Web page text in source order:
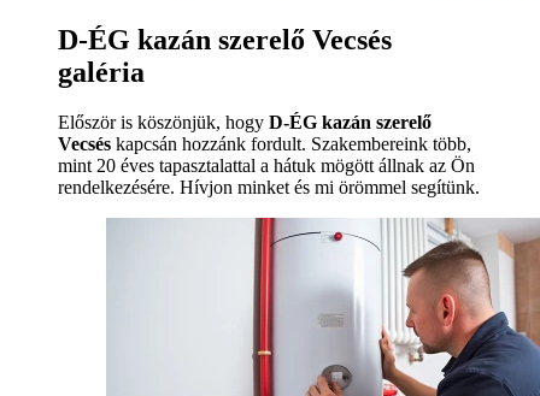
D-ÉG kazán szerelő Vecsés
galéria
Először is köszönjük, hogy D-ÉG kazán szerelő
Vecsés kapcsán hozzánk fordult. Szakembereink több,
mint 20 éves tapasztalattal a hátuk mögött állnak az Ön
rendelkezésére. Hívjon minket és mi örömmel segítünk.